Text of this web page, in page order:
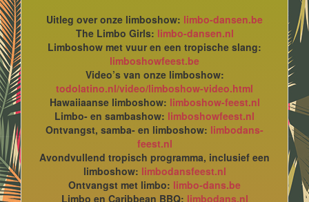
Uitleg over onze limboshow: limbo-dansen.be
The Limbo Girls: limbo-dansen.nl
Limboshow met vuur en een tropische slang:
limboshowfeest.be
Video’s van onze limboshow:
todolatino.nl/video/limboshow-video.html
Hawaiiaanse limboshow: limboshow-feest.nl
Limbo- en sambashow: limboshowfeest.nl
Ontvangst, samba- en limboshow: limbodans-
feest.nl
Avondvullend tropisch programma, inclusief een
limboshow: limbodansfeest.nl
Ontvangst met limbo: limbo-dans.be
Limbo en Caribbean BBQ: limbodans.nl